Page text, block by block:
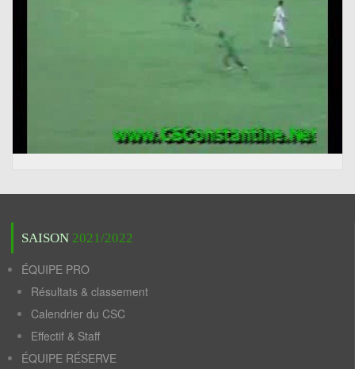
SAISON 2021/2022
ÉQUIPE PRO
Résultats & classement
Calendrier du CSC
Effectif & Staff
ÉQUIPE RÉSERVE